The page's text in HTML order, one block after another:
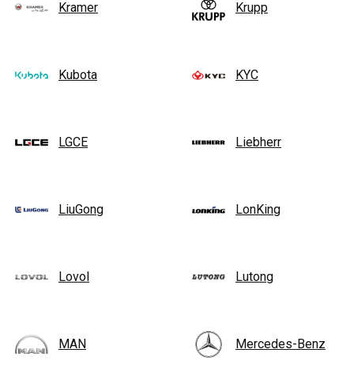
Kramer Krupp
Kubota KYC
LGCE Liebherr
LiuGong LonKing
Lovol Lutong
MAN Mercedes-Benz